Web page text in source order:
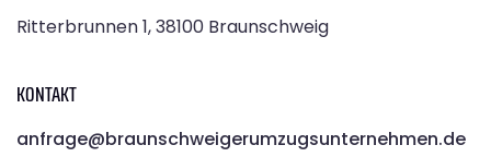
Ritterbrunnen 1, 38100 Braunschweig
KONTAKT
anfrage@braunschweigerumzugsunternehmen.de